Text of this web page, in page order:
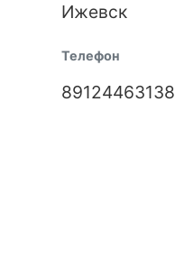
Ижевск
Телефон
89124463138